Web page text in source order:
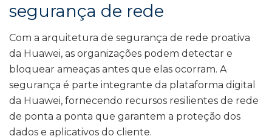
segurança de rede
Com a arquitetura de segurança de rede proativa
da Huawei, as organizações podem detectar e
bloquear ameaças antes que elas ocorram. A
segurança é parte integrante da plataforma digital
da Huawei, fornecendo recursos resilientes de rede
de ponta a ponta que garantem a proteção dos
dados e aplicativos do cliente.